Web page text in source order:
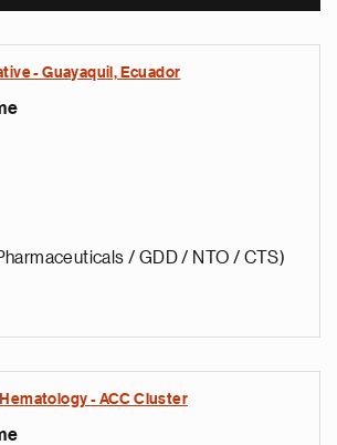
- Guayaquil, Ecuador
/ GDD / NTO / CTS)
- ACC Cluster